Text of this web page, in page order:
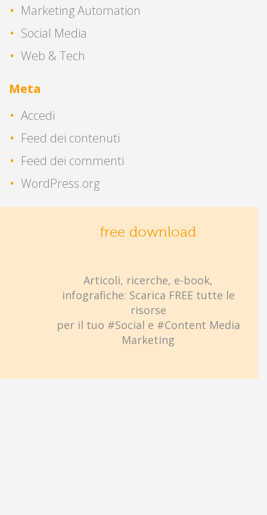
Marketing Automation
Social Media
Web & Tech
Meta
Accedi
Feed dei contenuti
Feed dei commenti
WordPress.org
free download
Articoli, ricerche, e-book,
infografiche: Scarica FREE tutte le
risorse
per il tuo #Social e #Content Media
Marketing